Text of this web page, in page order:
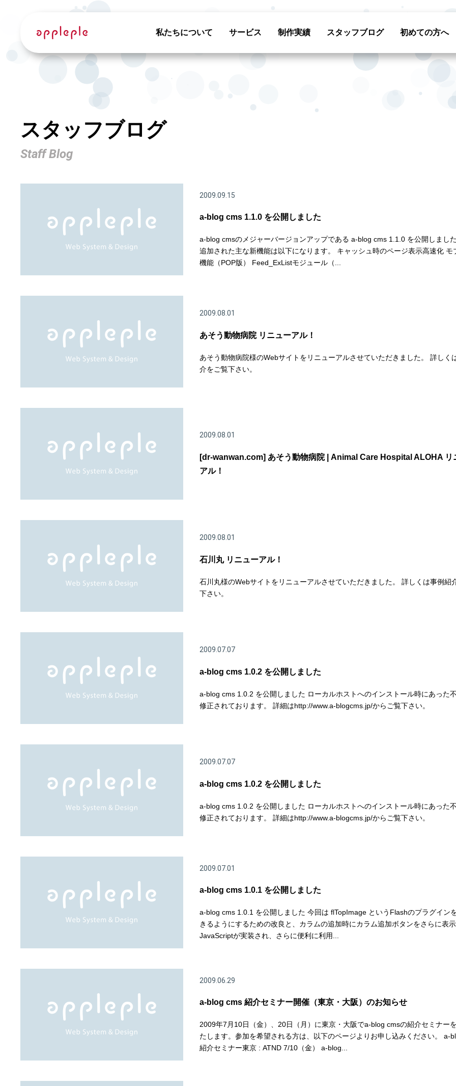
私たちについて サービス 制作実績 スタッフブログ 初めての方へ
スタッフブログ
Staff Blog
2009.09.15
a-blog cms 1.1.0 を公開しました
a-blog cmsのメジャーバージョンアップである a-blog cms 1.1.0 を公開しまし
追加された主な新機能は以下になります。 キャッシュ時のページ表示高速化 モ
機能（POP版） Feed_ExListモジュール（...
2009.08.01
あそう動物病院 リニューアル！
あそう動物病院様のWebサイトをリニューアルさせていただきました。 詳しく
介をご覧下さい。
2009.08.01
[dr-wanwan.com] あそう動物病院 | Animal Care Hospital ALOHA リ
アル！
2009.08.01
石川丸 リニューアル！
石川丸様のWebサイトをリニューアルさせていただきました。 詳しくは事例紹
下さい。
2009.07.07
a-blog cms 1.0.2 を公開しました
a-blog cms 1.0.2 を公開しました ローカルホストへのインストール時にあった
修正されております。 詳細はhttp://www.a-blogcms.jp/からご覧下さい。
2009.07.07
a-blog cms 1.0.2 を公開しました
a-blog cms 1.0.2 を公開しました ローカルホストへのインストール時にあった
修正されております。 詳細はhttp://www.a-blogcms.jp/からご覧下さい。
2009.07.01
a-blog cms 1.0.1 を公開しました
a-blog cms 1.0.1 を公開しました 今回は flTopImage というFlashのプラグイン
きるようにするための改良と、カラムの追加時にカラム追加ボタンをさらに表
JavaScriptが実装され、さらに便利に利用...
2009.06.29
a-blog cms 紹介セミナー開催（東京・大阪）のお知らせ
2009年7月10日（金）、20日（月）に東京・大阪でa-blog cmsの紹介セミナー
たします。参加を希望される方は、以下のページよりお申し込みください。 a-
紹介セミナー東京 : ATND 7/10（金） a-blog...